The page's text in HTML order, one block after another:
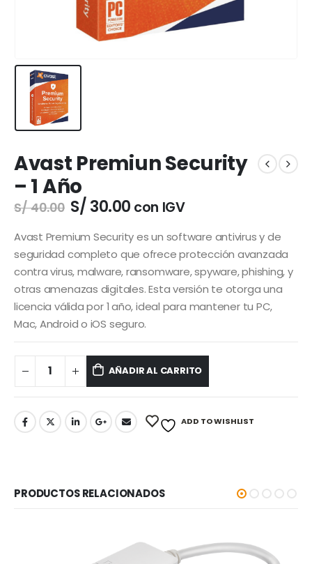
Avast Premiun Security
– 1 Año
S/40.00 El
precio
original
era:
S/ 40.00.
S/ 30.00El
actual
es:
S/ 30.00.
con IGV
Avast Premium Security es un software antivirus y de
seguridad completo que ofrece protección avanzada
contra virus, malware, ransomware, spyware, phishing, y
otras amenazas digitales. Esta versión te otorga una
licencia válida por 1 año, ideal para mantener tu PC,
Mac, Android o iOS seguro.
AÑADIR AL CARRITO
ADD TO WISHLIST
PRODUCTOS RELACIONADOS